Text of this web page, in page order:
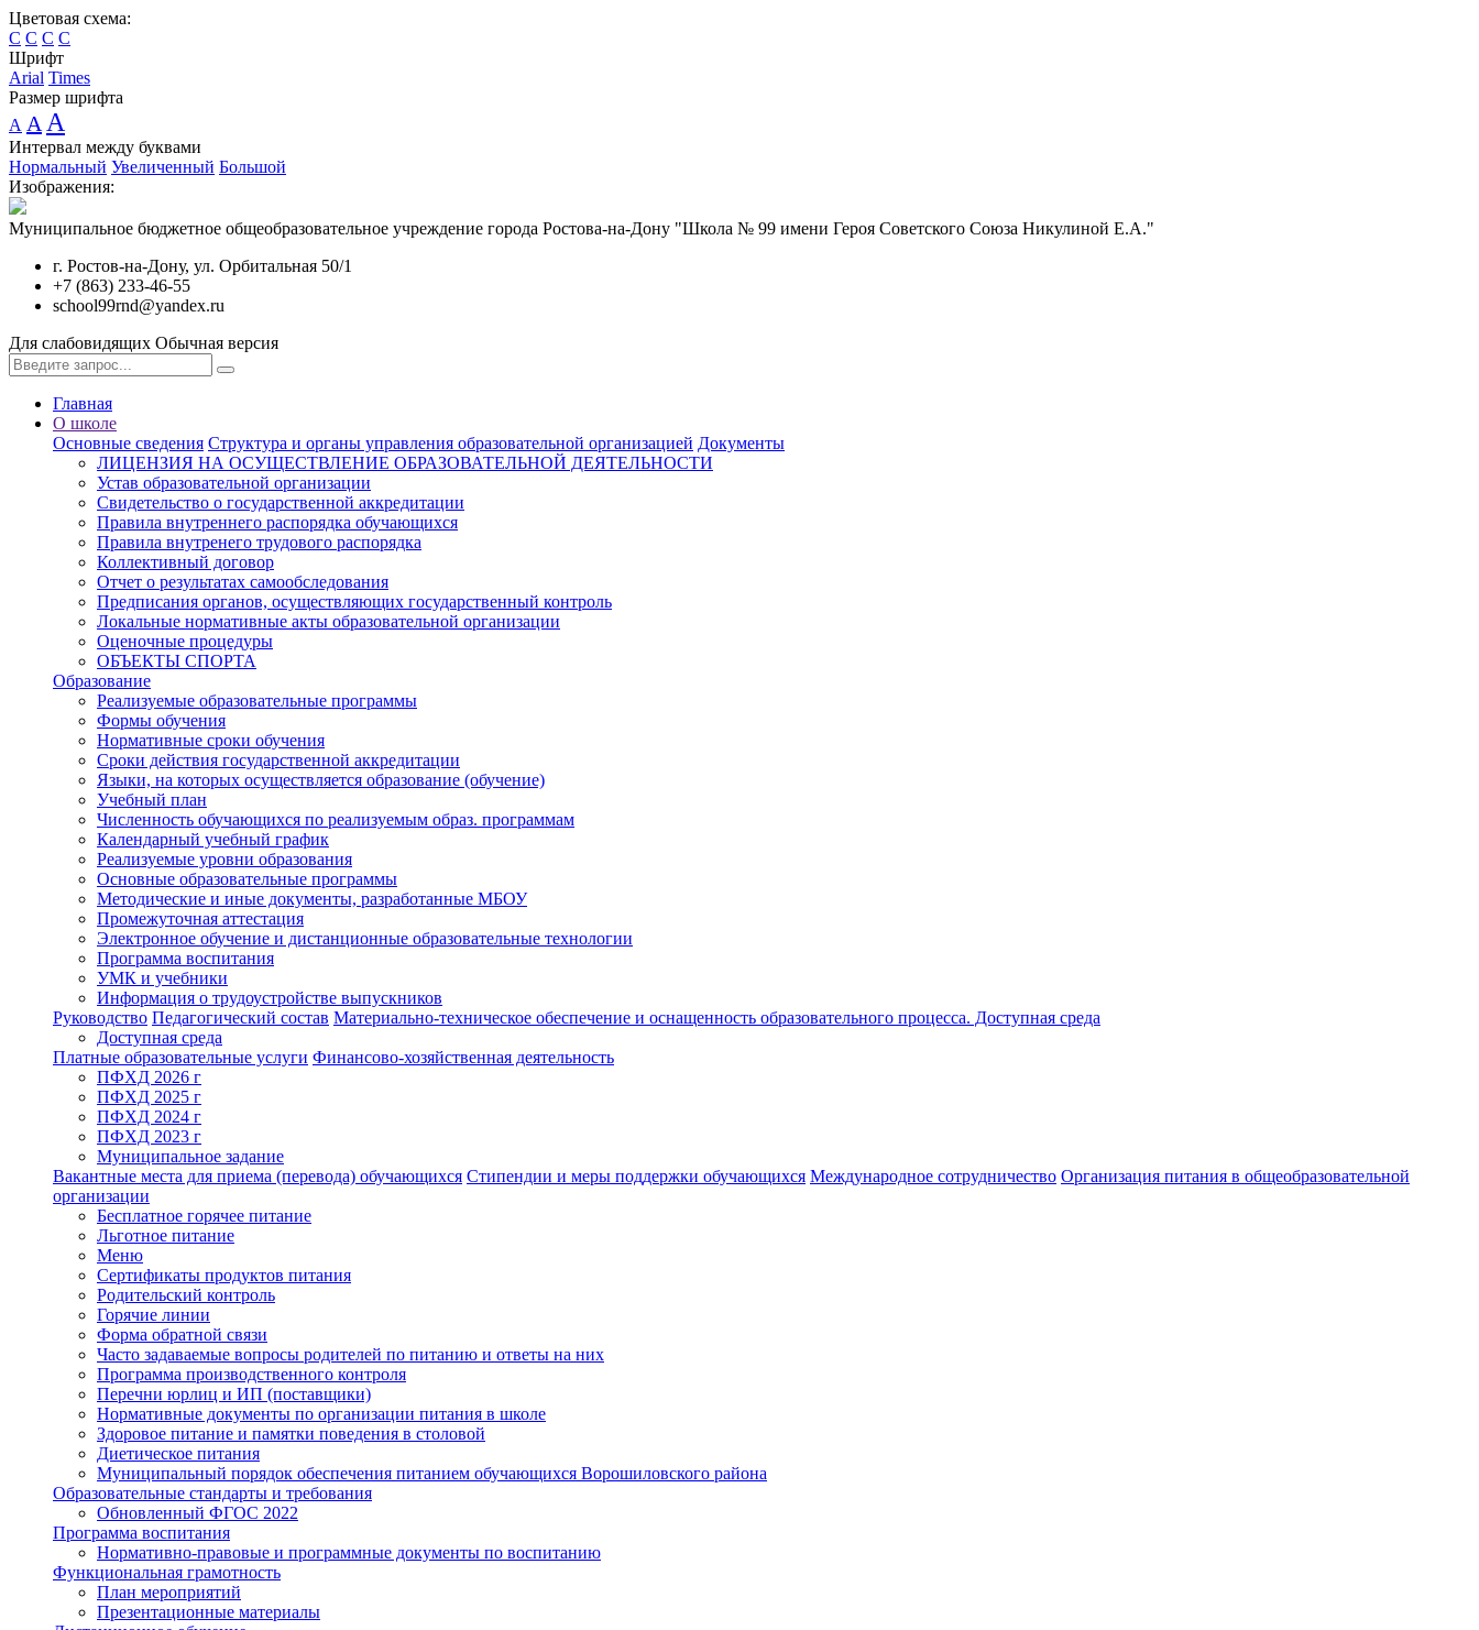
Цветовая схема:
C C C C
Шрифт
Arial Times
Размер шрифта
A A A
Интервал между буквами
Нормальный Увеличенный Большой
Изображения:
Муниципальное бюджетное общеобразовательное учреждение города Ростова-на-Дону "Школа № 99 имени Героя Советского Союза Никулиной Е.А."
г. Ростов-на-Дону, ул. Орбитальная 50/1
+7 (863) 233-46-55
school99rnd@yandex.ru
Для слабовидящих Обычная версия
Главная
О школе
Основные сведения Структура и органы управления образовательной организацией Документы
ЛИЦЕНЗИЯ НА ОСУЩЕСТВЛЕНИЕ ОБРАЗОВАТЕЛЬНОЙ ДЕЯТЕЛЬНОСТИ
Устав образовательной организации
Свидетельство о государственной аккредитации
Правила внутреннего распорядка обучающихся
Правила внутренего трудового распорядка
Коллективный договор
Отчет о результатах самообследования
Предписания органов, осуществляющих государственный контроль
Локальные нормативные акты образовательной организации
Оценочные процедуры
ОБЪЕКТЫ СПОРТА
Образование
Реализуемые образовательные программы
Формы обучения
Нормативные сроки обучения
Сроки действия государственной аккредитации
Языки, на которых осуществляется образование (обучение)
Учебный план
Численность обучающихся по реализуемым образ. программам
Календарный учебный график
Реализуемые уровни образования
Основные образовательные программы
Методические и иные документы, разработанные МБОУ
Промежуточная аттестация
Электронное обучение и дистанционные образовательные технологии
Программа воспитания
УМК и учебники
Информация о трудоустройстве выпускников
Руководство Педагогический состав Материально-техническое обеспечение и оснащенность образовательного процесса. Доступная среда
Доступная среда
Платные образовательные услуги Финансово-хозяйственная деятельность
ПФХД 2026 г
ПФХД 2025 г
ПФХД 2024 г
ПФХД 2023 г
Муниципальное задание
Вакантные места для приема (перевода) обучающихся Стипендии и меры поддержки обучающихся Международное сотрудничество Организация питания в общеобразовательной
организации
Бесплатное горячее питание
Льготное питание
Меню
Сертификаты продуктов питания
Родительский контроль
Горячие линии
Форма обратной связи
Часто задаваемые вопросы родителей по питанию и ответы на них
Программа производственного контроля
Перечни юрлиц и ИП (поставщики)
Нормативные документы по организации питания в школе
Здоровое питание и памятки поведения в столовой
Диетическое питания
Муниципальный порядок обеспечения питанием обучающихся Ворошиловского района
Образовательные стандарты и требования
Обновленный ФГОС 2022
Программа воспитания
Нормативно-правовые и программные документы по воспитанию
Функциональная грамотность
План мероприятий
Презентационные материалы